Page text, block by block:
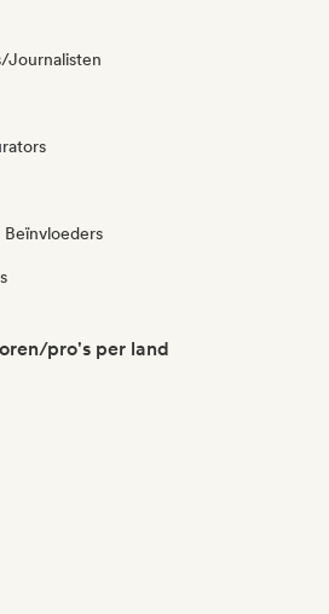
Journalisten
pro's per land